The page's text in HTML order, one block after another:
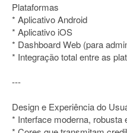
Plataformas
* Aplicativo Android
* Aplicativo iOS
* Dashboard Web (para
* Integração total entre as
---
Design e Experiência do
* Interface moderna, robusta